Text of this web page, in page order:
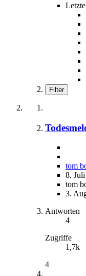
Filter
tom
8.
tom
3.
Antworten
4
Zugriffe
1,7k
4